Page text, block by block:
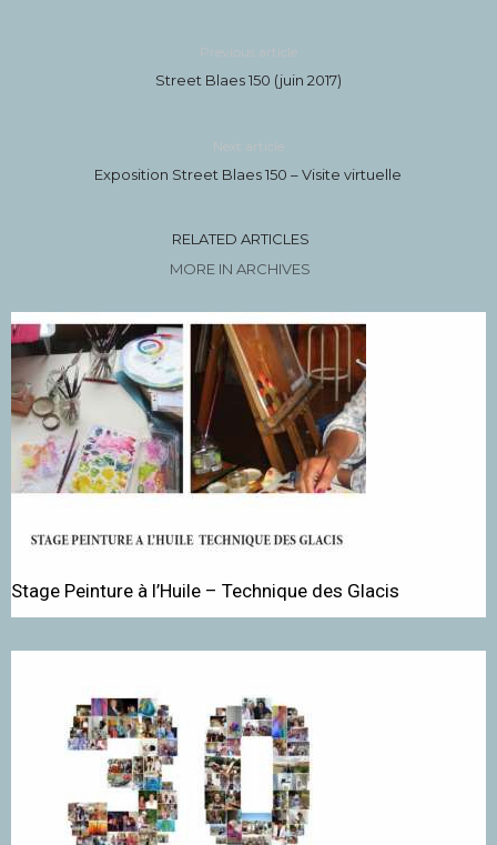
Previous article
Street Blaes 150 (juin 2017)
Next article
Exposition Street Blaes 150 – Visite virtuelle
RELATED ARTICLES
MORE IN ARCHIVES
Stage Peinture à l’Huile – Technique des Glacis